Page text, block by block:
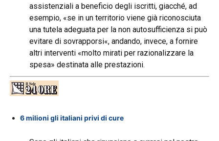
assistenziali a beneficio degli iscritti, giacché, ad
esempio, «se in un territorio viene già riconosciuta
una tutela adeguata per la non autosufficienza si può
evitare di sovrapporsi«, andando, invece, a fornire
altri interventi «molto mirati per razionalizzare la
spesa» destinata alle prestazioni.
6 milioni gli italiani privi di cure